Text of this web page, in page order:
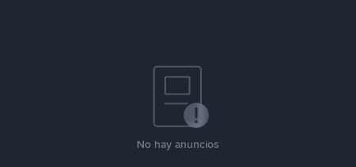
No hay anuncios